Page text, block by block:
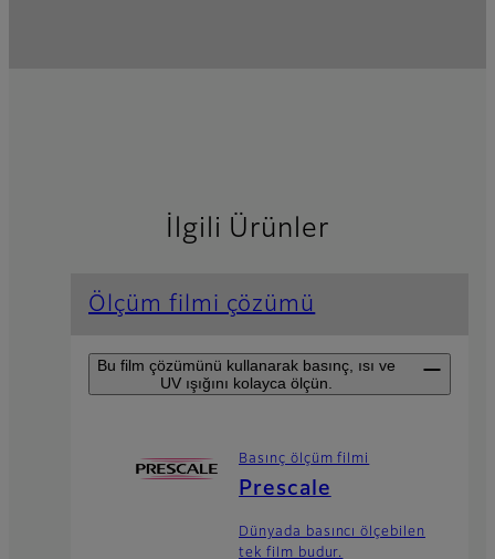
İlgili Ürünler
Ölçüm filmi çözümü
Bu film çözümünü kullanarak basınç, ısı ve
UV ışığını kolayca ölçün.
Basınç ölçüm filmi
Prescale
Dünyada basıncı ölçebilen
tek film budur.